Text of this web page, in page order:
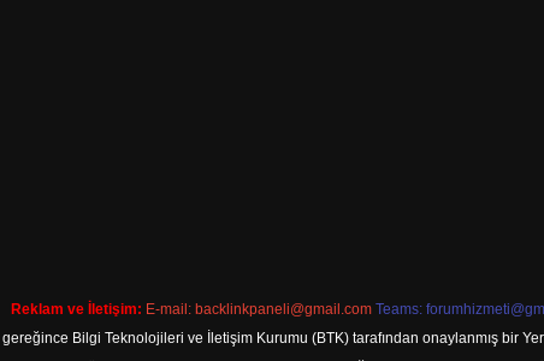
Reklam ve İletişim: E-mail: backlinkpaneli@gmail.com Teams:
gereğince Bilgi Teknolojileri ve İletişim Kurumu (BTK) tarafından onaylanmış bir